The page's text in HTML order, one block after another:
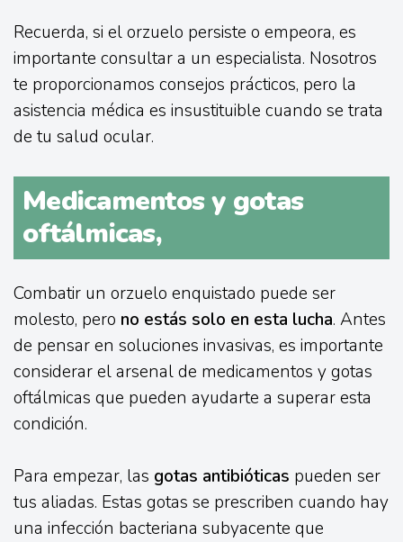
Recuerda, si el orzuelo persiste o empeora, es
importante consultar a un especialista. Nosotros
te proporcionamos consejos prácticos, pero la
asistencia médica es insustituible cuando se trata
de tu salud ocular.
Medicamentos y gotas
oftálmicas,
Combatir un orzuelo enquistado puede ser
molesto, pero no estás solo en esta lucha. Antes
de pensar en soluciones invasivas, es importante
considerar el arsenal de medicamentos y gotas
oftálmicas que pueden ayudarte a superar esta
condición.
Para empezar, las gotas antibióticas pueden ser
tus aliadas. Estas gotas se prescriben cuando hay
una infección bacteriana subyacente que